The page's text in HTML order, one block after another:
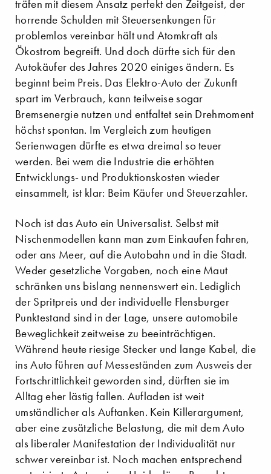
träfen mit diesem Ansatz perfekt den Zeitgeist, der
horrende Schulden mit Steuersenkungen für
problemlos vereinbar hält und Atomkraft als
Ökostrom begreift. Und doch dürfte sich für den
Autokäufer des Jahres 2020 einiges ändern. Es
beginnt beim Preis. Das Elektro-Auto der Zukunft
spart im Verbrauch, kann teilweise sogar
Bremsenergie nutzen und entfaltet sein Drehmoment
höchst spontan. Im Vergleich zum heutigen
Serienwagen dürfte es etwa dreimal so teuer
werden. Bei wem die Industrie die erhöhten
Entwicklungs- und Produktionskosten wieder
einsammelt, ist klar: Beim Käufer und Steuerzahler.
Noch ist das Auto ein Universalist. Selbst mit
Nischenmodellen kann man zum Einkaufen fahren,
oder ans Meer, auf die Autobahn und in die Stadt.
Weder gesetzliche Vorgaben, noch eine Maut
schränken uns bislang nennenswert ein. Lediglich
der Spritpreis und der individuelle Flensburger
Punktestand sind in der Lage, unsere automobile
Beweglichkeit zeitweise zu beeinträchtigen.
Während heute riesige Stecker und lange Kabel, die
ins Auto führen auf Messeständen zum Ausweis der
Fortschrittlichkeit geworden sind, dürften sie im
Alltag eher lästig fallen. Aufladen ist weit
umständlicher als Auftanken. Kein Killerargument,
aber eine zusätzliche Belastung, die mit dem Auto
als liberaler Manifestation der Individualität nur
schwer vereinbar ist. Noch machen entsprechend